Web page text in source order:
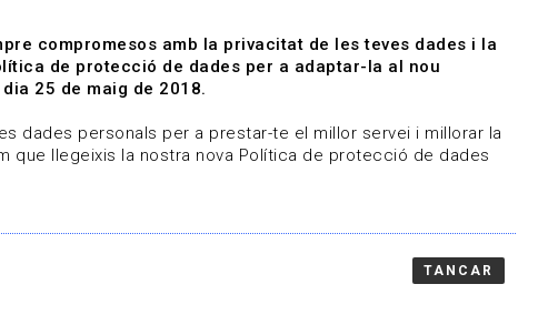
qui representem Contacte
compromesos amb la privacitat de les teves dades i la
de protecció de dades per a adaptar-la al nou
25 de maig de 2018.
dades personals per a prestar-te el millor servei i millorar la
llegeixis la nostra nova Política de protecció de dades
TANCAR